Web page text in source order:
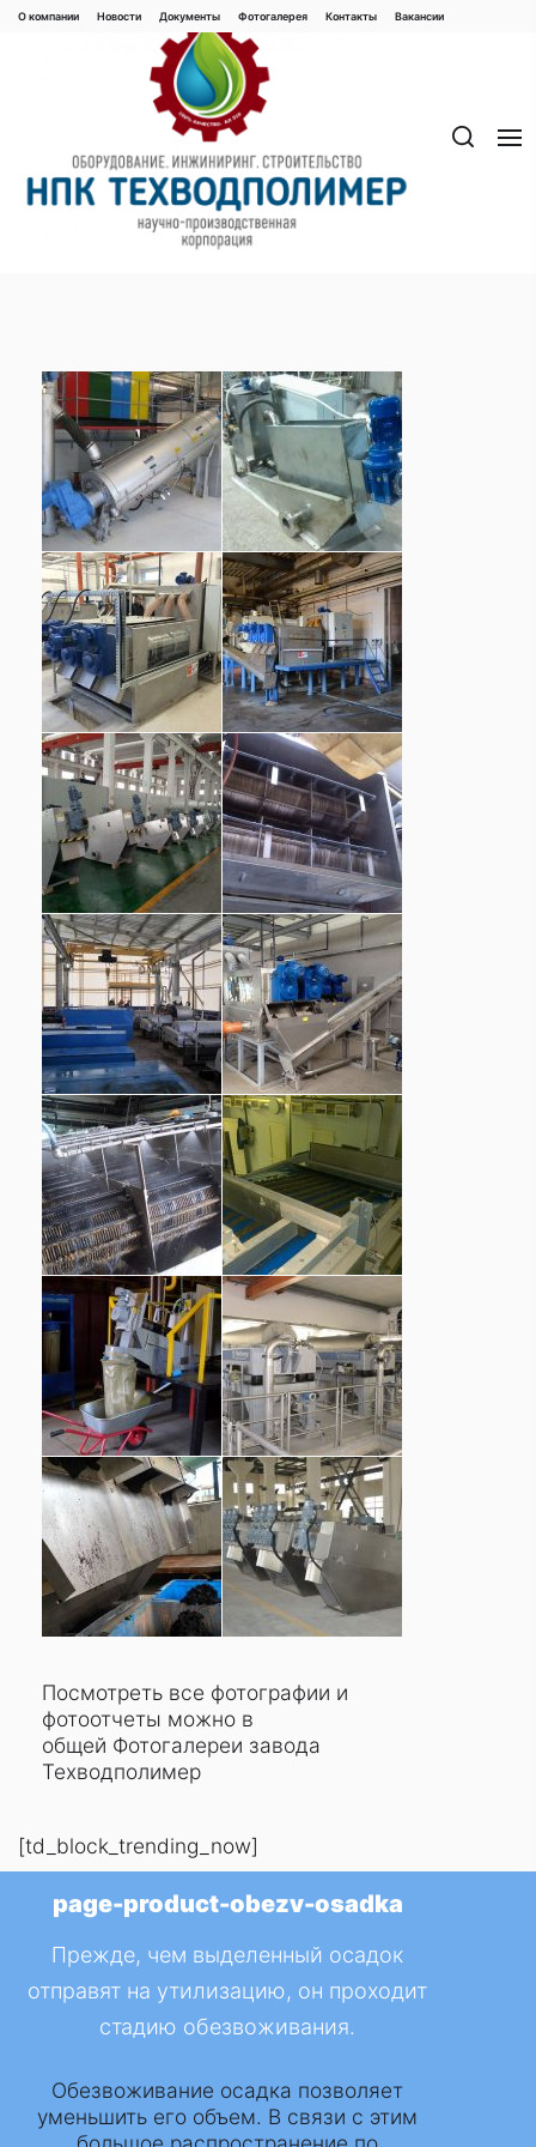
Перейти
Посмотреть все фотографии и
фотоотчеты можно в
общей Фотогалереи завода
Техводполимер
[td_block_trending_now]
page-product-obezv-osadka
Прежде, чем выделенный осадок
отправят на утилизацию, он проходит
стадию обезвоживания.
Обезвоживание осадка позволяет
уменьшить его объем. В связи с этим
О компании Новости Документы Фотогалерея Контaкты Вакaнсии